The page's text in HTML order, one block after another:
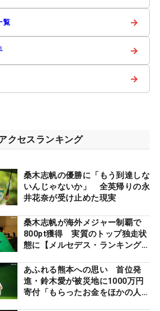
覧 →
→
→
クセスランキング
桑木志帆の優勝に「もう到達しな
いんじゃないか」 全英帰りの永
井花奈が受け止めた現実
桑木志帆が海外メジャー制覇で
800pt獲得 実質のトップ独走状
態に【メルセデス・ランキング番
あふれる熊本への思い 首位発
進・鈴木愛が被災地に1000万円
寄付「もらったお金をほかの人